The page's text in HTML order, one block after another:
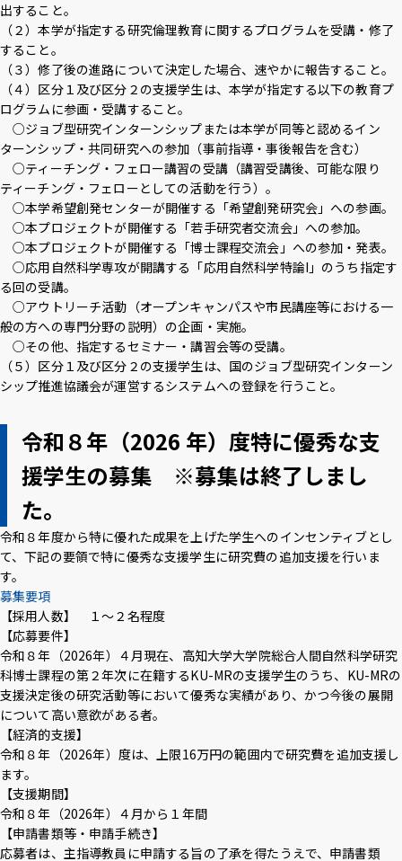
出すること。
（２）本学が指定する研究倫理教育に関するプログラムを受講・修了
すること。
（３）修了後の進路について決定した場合、速やかに報告すること。
（４）区分１及び区分２の支援学生は、本学が指定する以下の教育プ
ログラムに参画・受講すること。
○ジョブ型研究インターンシップまたは本学が同等と認めるイン
ターンシップ・共同研究への参加（事前指導・事後報告を含む）
○ティーチング・フェロー講習の受講（講習受講後、可能な限り
ティーチング・フェローとしての活動を行う）。
○本学希望創発センターが開催する「希望創発研究会」への参画。
○本プロジェクトが開催する「若手研究者交流会」への参加。
○本プロジェクトが開催する「博士課程交流会」への参加・発表。
○応用自然科学専攻が開講する「応用自然科学特論I」のうち指定す
る回の受講。
○アウトリーチ活動（オープンキャンパスや市民講座等における一
般の方への専門分野の説明）の企画・実施。
○その他、指定するセミナー・講習会等の受講。
（５）区分１及び区分２の支援学生は、国のジョブ型研究インターン
シップ推進協議会が運営するシステムへの登録を行うこと。
令和８年（2026 年）度特に優秀な支
援学生の募集 ※募集は終了しまし
た。
令和８年度から特に優れた成果を上げた学生へのインセンティブとし
て、下記の要領で特に優秀な支援学生に研究費の追加支援を行いま
す。
募集要項
【採用人数】 １～２名程度
【応募要件】
令和８年（2026年）４月現在、高知大学大学院総合人間自然科学研究
科博士課程の第２年次に在籍するKU-MRの支援学生のうち、KU-MRの
支援決定後の研究活動等において優秀な実績があり、かつ今後の展開
について高い意欲がある者。
【経済的支援】
令和８年（2026年）度は、上限16万円の範囲内で研究費を追加支援し
ます。
【支援期間】
令和８年（2026年）４月から１年間
【申請書類等・申請手続き】
応募者は、主指導教員に申請する旨の了承を得たうえで、申請書類